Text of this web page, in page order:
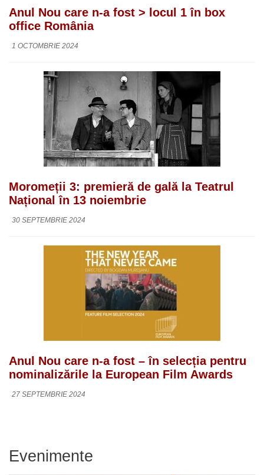
Anul Nou care n-a fost > locul 1 în box
office România
1 OCTOMBRIE 2024
Moromeții 3: premieră de gală la Teatrul
Național în 13 noiembrie
30 SEPTEMBRIE 2024
Anul Nou care n-a fost – în selecția pentru
nominalizările la European Film Awards
27 SEPTEMBRIE 2024
Evenimente